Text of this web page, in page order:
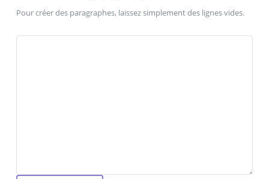
Pour créer des paragraphes, laissez simplement des lignes vides.